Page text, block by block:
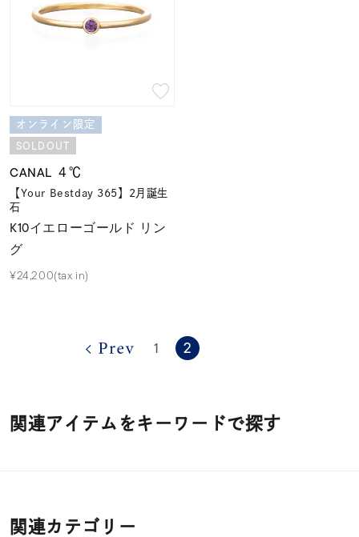
オンライン限定
SOLDOUT
CANAL ４℃
【Your Bestday 365】2月誕生
石
K10イエローゴールド リン
グ
¥24,200(tax in)
1 2
関連アイテムをキーワードで探す
関連カテゴリー